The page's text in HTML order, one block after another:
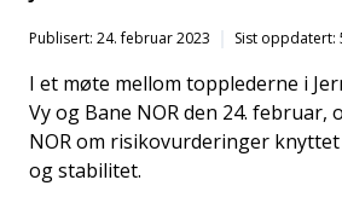
Publisert: 24. februar 2023 Sist oppdatert:
I et møte mellom topplederne i
Vy og Bane NOR den 24. februar,
NOR om risikovurderinger
og stabilitet.